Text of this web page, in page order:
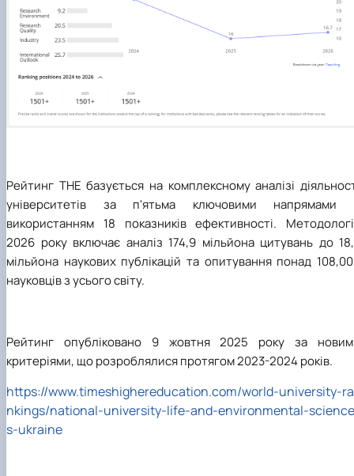
Рейтинг THE базується на комплексному аналізі
університетів за п'ятьма ключовими напрямами
використанням 18 показників ефективності.
2026 року включає аналіз 174,9 мільйона цитувань до
мільйона наукових публікацій та опитування понад
науковців з усього світу.
Рейтинг опубліковано 9 жовтня 2025 року за
критеріями, що розроблялися протягом 2023-2024 років.
https://www.timeshighereducation.com/world-university-ra
nkings/national-university-life-and-environmental-science
s-ukraine